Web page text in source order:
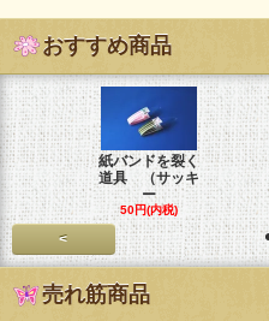
おすすめ商品
紙バンドを裂く
道具 （サッキ
ー
50円(内税)
<
売れ筋商品